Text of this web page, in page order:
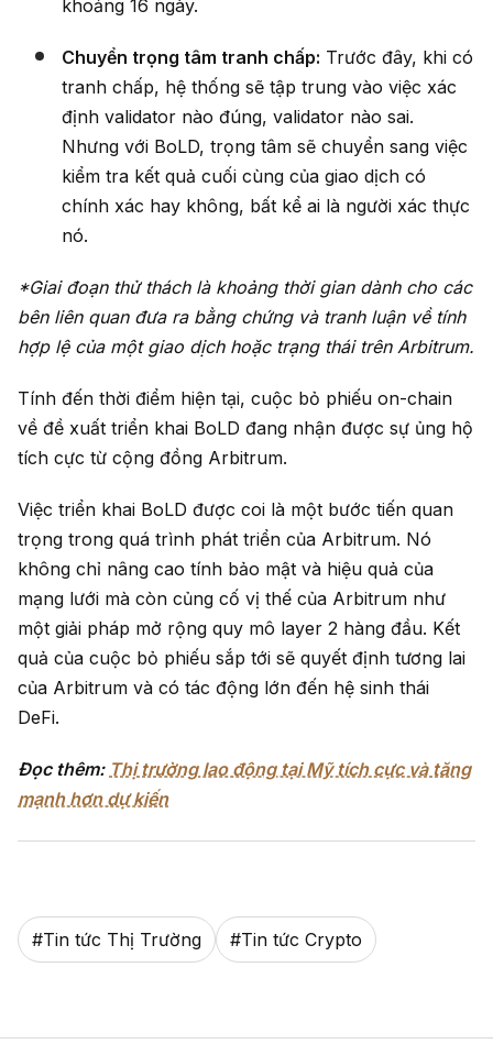
khoảng 16 ngày.
Chuyển trọng tâm tranh chấp: Trước đây, khi có
tranh chấp, hệ thống sẽ tập trung vào việc xác
định validator nào đúng, validator nào sai.
Nhưng với BoLD, trọng tâm sẽ chuyển sang việc
kiểm tra kết quả cuối cùng của giao dịch có
chính xác hay không, bất kể ai là người xác thực
nó.
*Giai đoạn thử thách là khoảng thời gian dành cho các
bên liên quan đưa ra bằng chứng và tranh luận về tính
hợp lệ của một giao dịch hoặc trạng thái trên Arbitrum.
Tính đến thời điểm hiện tại, cuộc bỏ phiếu on-chain
về đề xuất triển khai BoLD đang nhận được sự ủng hộ
tích cực từ cộng đồng Arbitrum.
Việc triển khai BoLD được coi là một bước tiến quan
trọng trong quá trình phát triển của Arbitrum. Nó
không chỉ nâng cao tính bảo mật và hiệu quả của
mạng lưới mà còn củng cố vị thế của Arbitrum như
một giải pháp mở rộng quy mô layer 2 hàng đầu. Kết
quả của cuộc bỏ phiếu sắp tới sẽ quyết định tương lai
của Arbitrum và có tác động lớn đến hệ sinh thái
DeFi.
Đọc thêm: Thị trường lao động tại Mỹ tích cực và tăng
mạnh hơn dự kiến
#Tin tức Thị Trường #Tin tức Crypto